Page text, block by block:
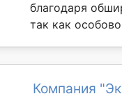
благодаря
так как
Компания